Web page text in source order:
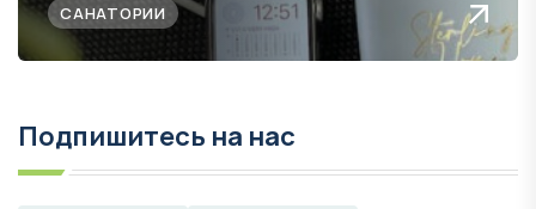
САНАТОРИИ
Подпишитесь на нас